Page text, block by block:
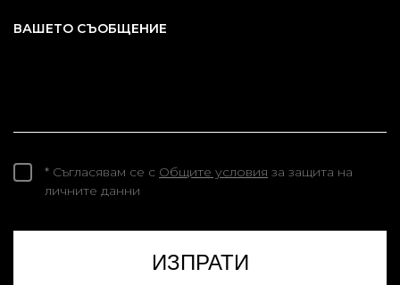
ВАШЕТО СЪОБЩЕНИЕ
* Съгласявам се с Общите условия за защита на
личните данни